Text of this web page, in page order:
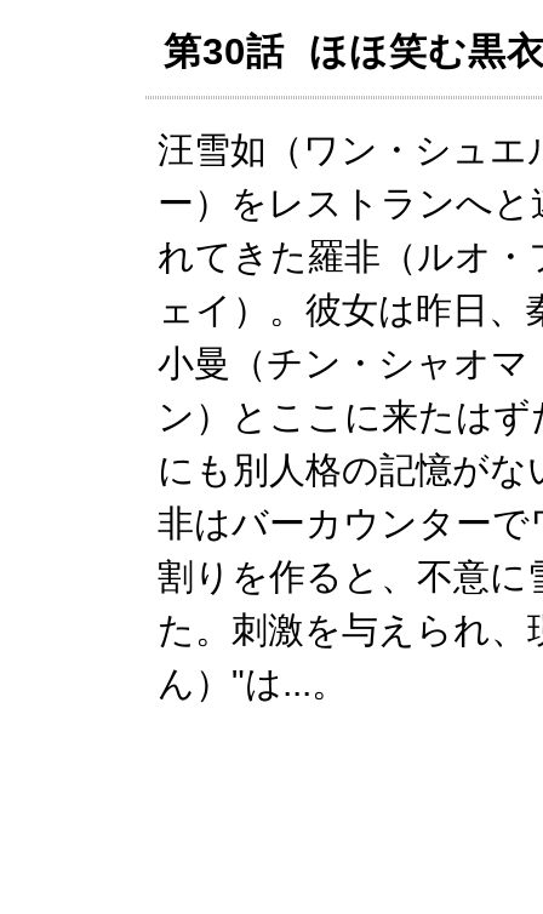
第30話 ほほ笑む黒
汪雪如（ワン・シュエ
ー）をレストランへと
れてきた羅非（ルオ・
ェイ）。彼女は昨日、
小曼（チン・シャオマ
ン）とここに来たは
にも別人格の記憶が
非はバーカウンター
割りを作ると、不意
た。刺激を与えられ
ん）"は...。